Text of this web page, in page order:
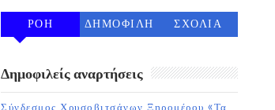
ΡΟΗ
ΔΗΜΟΦΙΛΗ
ΣΧΟΛΙΑ
Δημοφιλείς αναρτήσεις